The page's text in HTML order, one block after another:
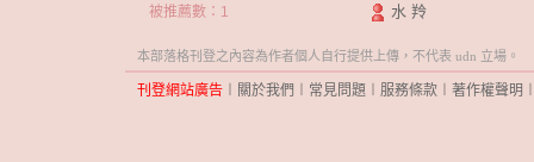
被推薦數： 1 水 羚
本部落格刊登之內容為作者個人自行提供上傳，不代表 udn 立場。
刊登網站廣告 關於我們 常見問題 服務條款 著作權聲明